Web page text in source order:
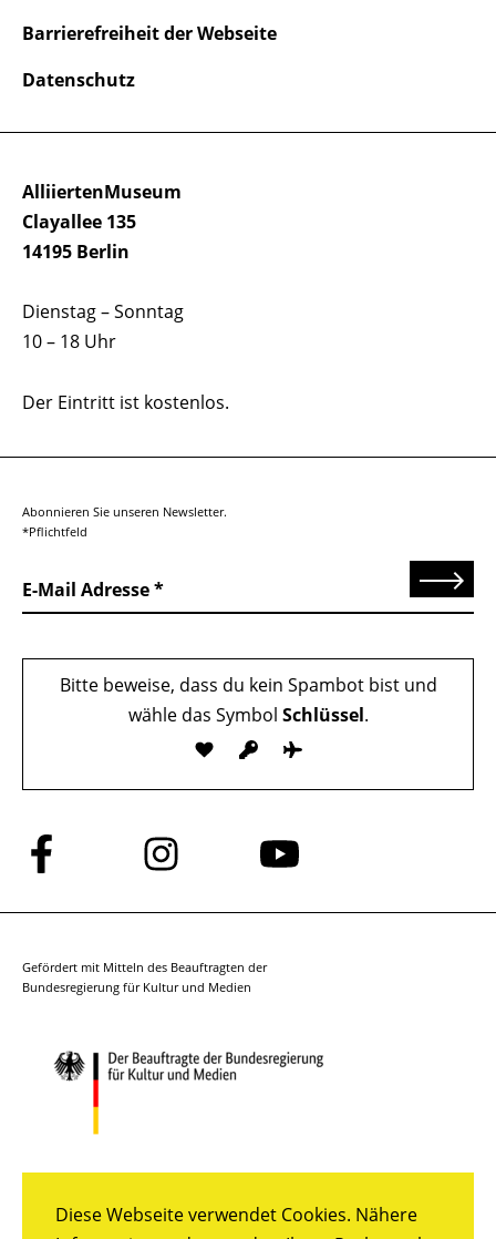
Diese Webseite verwendet Cookies. Nähere
AlliiertenMuseum
Clayallee 135
14195 Berlin
Dienstag – Sonntag
10 – 18 Uhr
Der Eintritt ist kostenlos.
Barrierefreiheit der Webseite
Datenschutz
Abonnieren Sie unseren Newsletter.
*Pflichtfeld
E-Mail Adresse Senden
Bitte beweise, dass du kein Spambot bist und
wähle das Symbol Schlüssel.
Folge
uns
auf
Folge
uns
auf
Folge
auf
Gefördert mit Mitteln des Beauftragten der
Bundesregierung für Kultur und Medien